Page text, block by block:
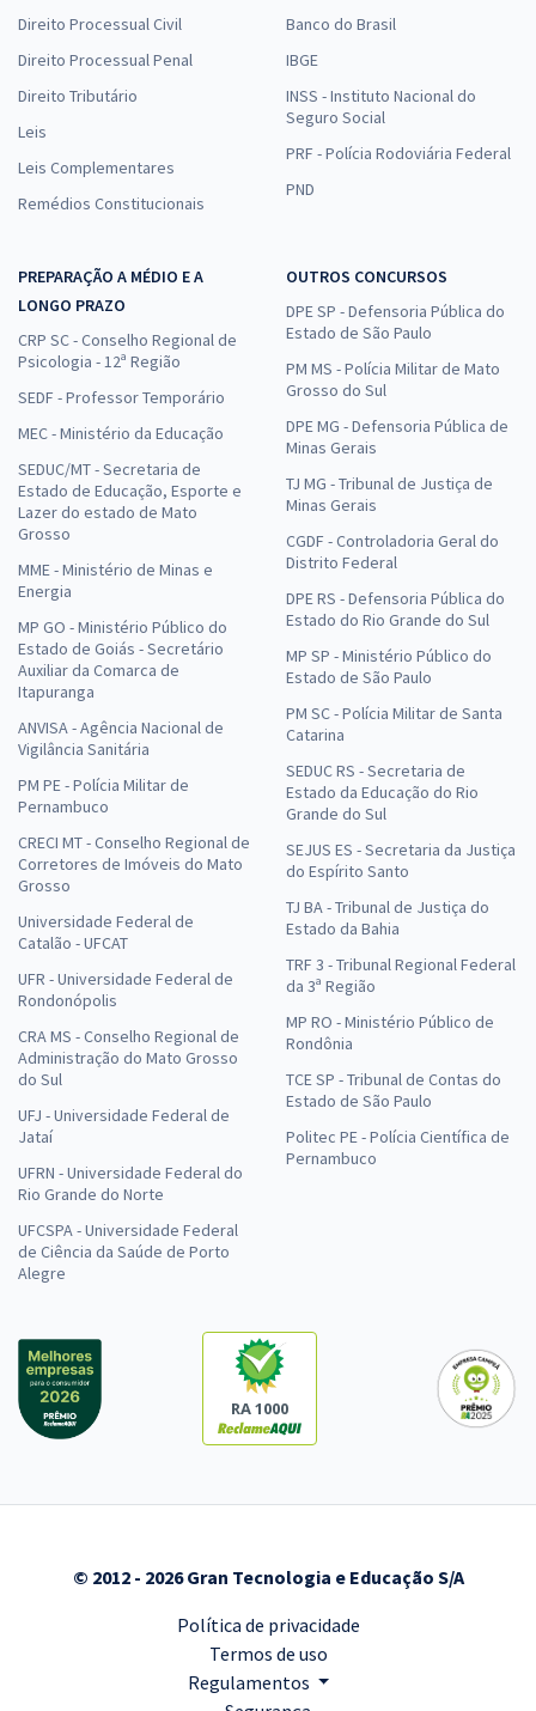
Direito Processual Civil
Direito Processual Penal
Direito Tributário
Leis
Leis Complementares
Remédios Constitucionais
Banco do Brasil
IBGE
INSS - Instituto Nacional do
Seguro Social
PRF - Polícia Rodoviária Federal
PND
PREPARAÇÃO A MÉDIO E A
LONGO PRAZO
CRP SC - Conselho Regional de
Psicologia - 12ª Região
SEDF - Professor Temporário
MEC - Ministério da Educação
SEDUC/MT - Secretaria de
Estado de Educação, Esporte e
Lazer do estado de Mato
Grosso
MME - Ministério de Minas e
Energia
MP GO - Ministério Público do
Estado de Goiás - Secretário
Auxiliar da Comarca de
Itapuranga
ANVISA - Agência Nacional de
Vigilância Sanitária
PM PE - Polícia Militar de
Pernambuco
CRECI MT - Conselho Regional de
Corretores de Imóveis do Mato
Grosso
Universidade Federal de
Catalão - UFCAT
UFR - Universidade Federal de
Rondonópolis
CRA MS - Conselho Regional de
Administração do Mato Grosso
do Sul
UFJ - Universidade Federal de
Jataí
UFRN - Universidade Federal do
Rio Grande do Norte
UFCSPA - Universidade Federal
de Ciência da Saúde de Porto
Alegre
OUTROS CONCURSOS
DPE SP - Defensoria Pública do
Estado de São Paulo
PM MS - Polícia Militar de Mato
Grosso do Sul
DPE MG - Defensoria Pública de
Minas Gerais
TJ MG - Tribunal de Justiça de
Minas Gerais
CGDF - Controladoria Geral do
Distrito Federal
DPE RS - Defensoria Pública do
Estado do Rio Grande do Sul
MP SP - Ministério Público do
Estado de São Paulo
PM SC - Polícia Militar de Santa
Catarina
SEDUC RS - Secretaria de
Estado da Educação do Rio
Grande do Sul
SEJUS ES - Secretaria da Justiça
do Espírito Santo
TJ BA - Tribunal de Justiça do
Estado da Bahia
TRF 3 - Tribunal Regional Federal
da 3ª Região
MP RO - Ministério Público de
Rondônia
TCE SP - Tribunal de Contas do
Estado de São Paulo
Politec PE - Polícia Científica de
Pernambuco
RA 1000
© 2012 - 2026 Gran Tecnologia e Educação S/A
Política de privacidade
Termos de uso
Regulamentos